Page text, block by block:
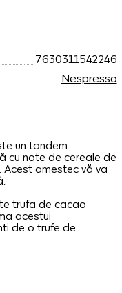
7630311542246
Nespresso
un tandem
cu note de cereale de
Acest amestec vă va
trufa de cacao
acestui
de o trufe de